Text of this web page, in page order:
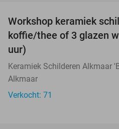
Workshop keramiek
koffie/thee of 3 glazen
uur)
Keramiek Schilderen Alkmaar
Alkmaar
Verkocht: 71